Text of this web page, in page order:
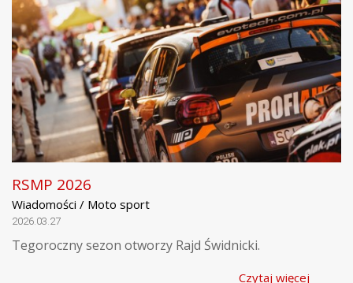
RSMP 2026
Wiadomości / Moto sport
2026.03.27
Tegoroczny sezon otworzy Rajd Świdnicki.
Czytaj więcej